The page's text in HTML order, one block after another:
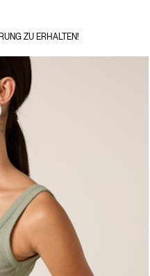
ZU ERHALTEN!